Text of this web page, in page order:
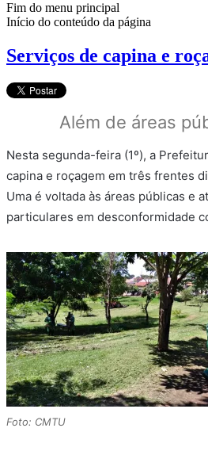
Fim do menu principal
Início do conteúdo da página
Serviços de capina e
Além de áreas
Nesta segunda-feira (1º), a
capina e roçagem em três frentes
Uma é voltada às áreas públicas e
particulares em desconformidade
Foto: CMTU